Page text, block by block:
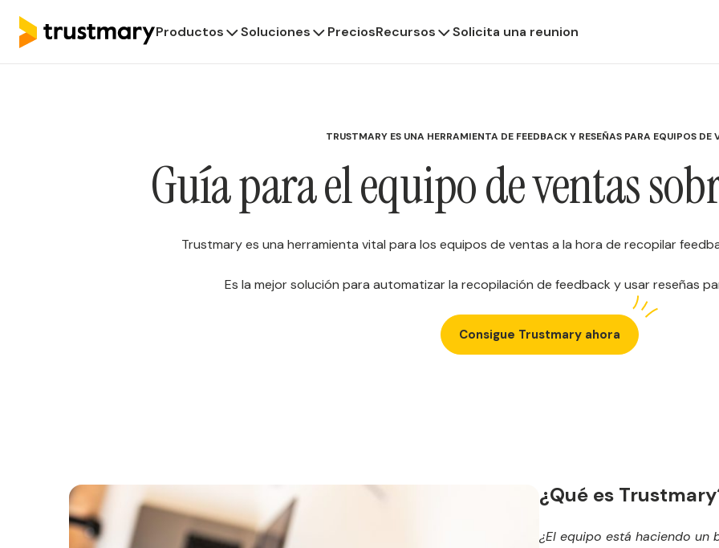
Productos Soluciones PreciosRecursos Solicita una reunion
TRUSTMARY ES UNA HERRAMIENTA DE FEEDBACK Y RESEÑAS PARA EQUIPOS DE
Guía para el equipo de ventas
Trustmary es una herramienta vital para los equipos de ventas a la hora de recopilar
Es la mejor solución para automatizar la recopilación de feedback y usar reseñas
Consigue Trustmary ahora
¿Qué es
¿El equipo está haciendo un